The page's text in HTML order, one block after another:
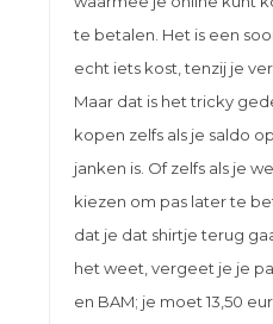
te betalen. Het is een
echt iets kost, tenzij je
Maar dat is het tricky
kopen zelfs als je saldo
janken is. Of zelfs als je
kiezen om pas later te
dat je dat shirtje terug
het weet, vergeet je je
en BAM; je moet 13,50